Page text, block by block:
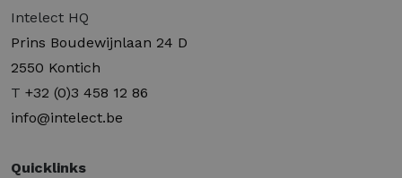
Intelect HQ
Prins Boudewijnlaan 24 D
2550 Kontich
T +32 (0)3 458 12 86
info@intelect.be
Quicklinks